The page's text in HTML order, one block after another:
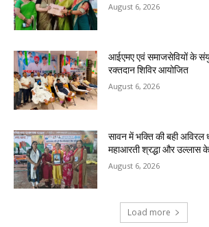
August 6, 2026
आईएमए एवं समाजसेवियों के
रक्तदान शिविर आयोजित
August 6, 2026
सावन में भक्ति की बही अविरल
महाआरती श्रद्धा और उल्लास
August 6, 2026
Load more